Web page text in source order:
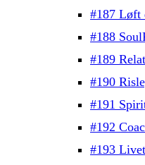
#187 Løft
#188
#189
#190
#191
#192
#193